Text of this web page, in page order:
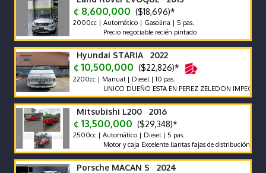
¢ 8,600,000 ($18,696)*
2000cc | Automático | Gasolina | 5 pas.
Precio negociable recién pintado
Hyundai STARIA 2022
¢ 10,500,000 ($22,826)*
2200cc | Manual | Diesel | 10 pas.
UNICO DUEÑO ESTA EN PEREZ ZELEDON IMPECABLE
Mitsubishi L200 2016
¢ 13,500,000 ($29,348)*
2500cc | Automático | Diesel | 5 pas.
Motor y caja Excelente llantas fajas de distribución y bateria
Porsche MACAN S 2024